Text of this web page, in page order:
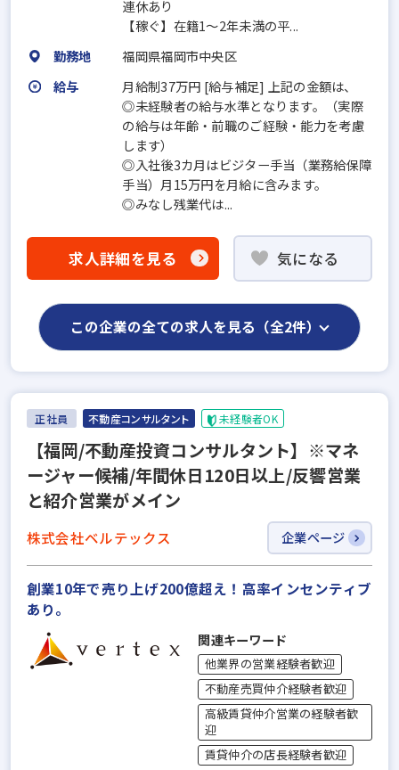
連休あり
【稼ぐ】在籍1～2年未満の平...
勤務地
福岡県福岡市中央区
給与
月給制37万円 [給与補足] 上記の金額は、
◎未経験者の給与水準となります。（実際
の給与は年齢・前職のご経験・能力を考慮
します）
◎入社後3カ月はビジター手当（業務給保障
手当）月15万円を月給に含みます。
◎みなし残業代は...
求人詳細を見る 気になる
この企業の全ての求人を見る（全2件）
正社員 不動産コンサルタント 未経験者OK
【福岡/不動産投資コンサルタント】※マネ
ージャー候補/年間休日120日以上/反響営業
と紹介営業がメイン
株式会社ベルテックス 企業ページ
創業10年で売り上げ200億超え！高率インセンティブ
あり。
関連キーワード
他業界の営業経験者歓迎
不動産売買仲介経験者歓迎
高級賃貸仲介営業の経験者歓
迎
賃貸仲介の店長経験者歓迎